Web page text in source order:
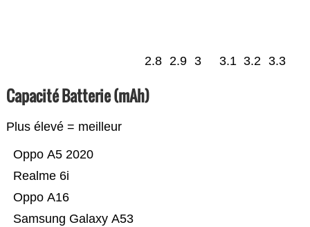
2.8 2.9 3 3.1 3.2 3.3
Capacité Batterie (mAh)
Plus élevé = meilleur
Samsung Galaxy A53
Oppo A16
Realme 6i
Oppo A5 2020